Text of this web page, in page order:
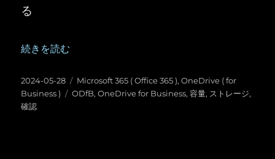
る
“OneDrive for Business ：使用済みの容量の確認（ワナ
続きを読む
投
稿
日:
2024-05-28
カ
テ
Microsoft 365 ( Office 365 ),OneDrive ( for
Business )
タ
ODfB,OneDrive for Business,容量, ストレージ,
確認